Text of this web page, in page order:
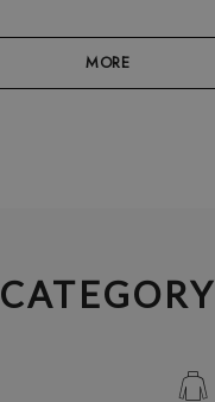
MORE
CATEGORY